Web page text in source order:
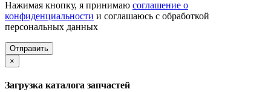
Нажимая кнопку, я принимаю соглашение о
конфиденциальности и соглашаюсь с обработкой
персональных данных
Отправить
×
Загрузка каталога запчастей